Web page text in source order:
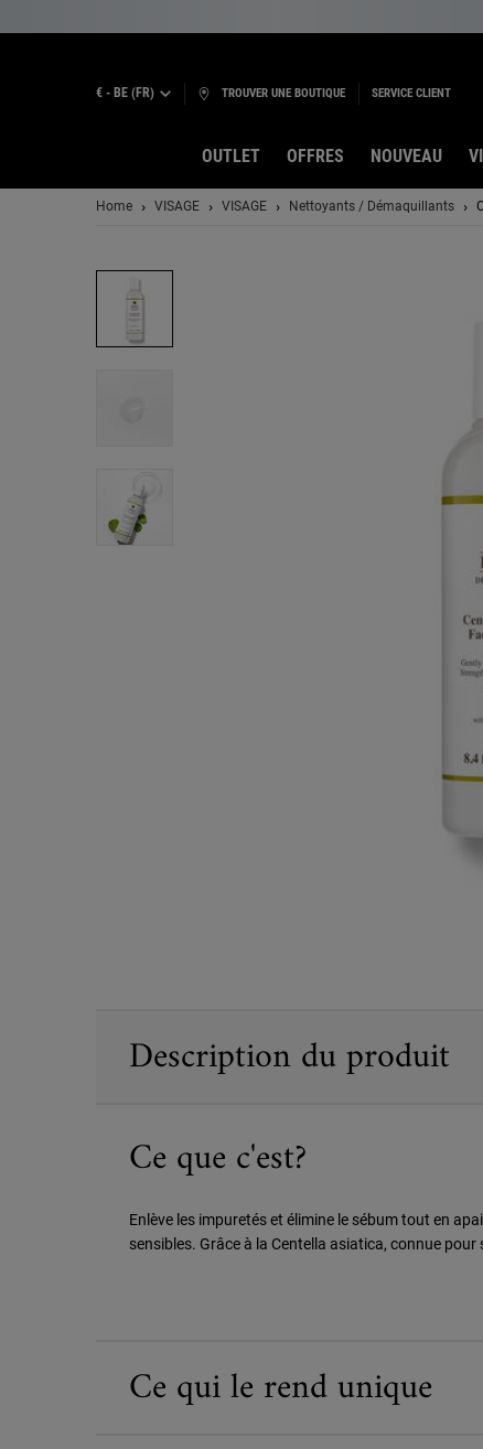
€ - BE (FR) TROUVER UNE BOUTIQUE SERVICE CLIENT
OUTLET OFFRES NOUVEAU
Contenu principalHome VISAGE VISAGE Nettoyants / Démaquillants
Description du produit
Ce que c'est?
Enlève les impuretés et élimine le sébum tout en
sensibles. Grâce à la Centella asiatica, connue
Ce qui le rend unique